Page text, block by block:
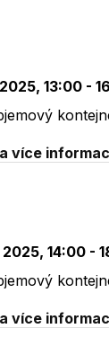
13:00 -
více
14:00 -
více